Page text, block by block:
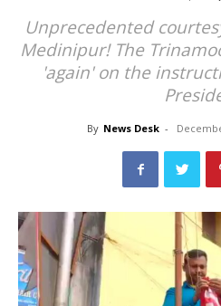
Unprecedented
Medinipur! The
'again' on the
By News Desk -